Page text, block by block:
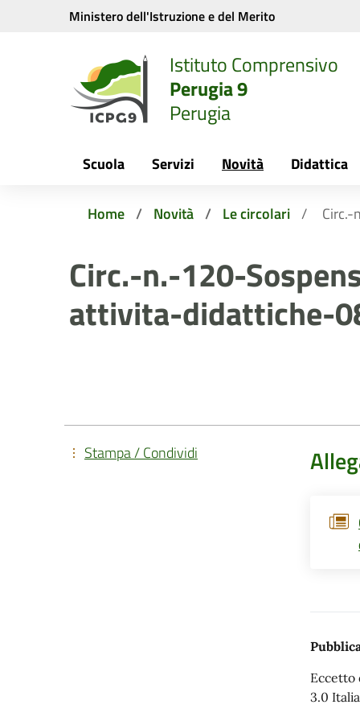
Vai ai contenuti
Vai al menu di navigazione
Ministero dell'Istruzione e del Merito
Istituto Comprensivo
Perugia 9
Perugia
Scuola Servizi Novità Didattica
Home Novità Le circolari
Circ.-n.-120-
attivita-didattiche-
Eccetto
3.0
Stampa / Condividi